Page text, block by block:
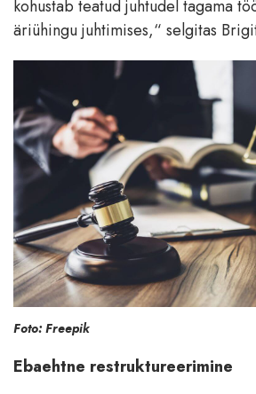
kohustab teatud juhtudel tagama
äriühingu juhtimises,“ selgitas
Foto: Freepik
Ebaehtne restruktureerimine